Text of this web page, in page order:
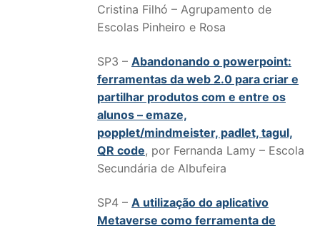
Cristina Filhó – Agrupamento de
Escolas Pinheiro e Rosa
SP3 – Abandonando o powerpoint:
ferramentas da web 2.0 para criar e
partilhar produtos com e entre os
alunos – emaze,
popplet/mindmeister, padlet, tagul,
QR code, por Fernanda Lamy – Escola
Secundária de Albufeira
SP4 – A utilização do aplicativo
Metaverse como ferramenta de